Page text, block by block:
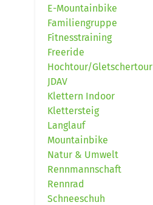
E-Mountainbike
Familiengruppe
Fitnesstraining
Freeride
Hochtour/Gletschertour
JDAV
Klettern Indoor
Klettersteig
Langlauf
Mountainbike
Natur & Umwelt
Rennmannschaft
Rennrad
Schneeschuh